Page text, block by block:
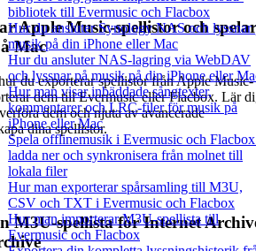
bibliotek till Evermusic och Flacbox
Hur du ansluter Synology NAS och lyssnar
musik på din iPhone eller Mac
Hur du ansluter NAS-lagring via WebDAV
och lyssnar på musik på din iPhone eller
Hur man visar inbäddade sångtexter,
kommentarer och LRC-filer för musik på
iPhone eller Mac
Spela offlinemusik i Evermusic och
ladda ner och synkronisera från molnet till
lokala filer
Hur man exporterar spårsamling till M3U,
CSV och TXT i Evermusic och Flacbox
Hur man importerar M3U-spellista till
Evermusic och Flacbox
Apple Music-spellistor och spelar
Mac
du exporterar spellistor från Apple Music-
dem till Evermusic eller Flacbox. Lär
dem och njuta av avancerade
dina spellistor.
M3U-spellista för Internet